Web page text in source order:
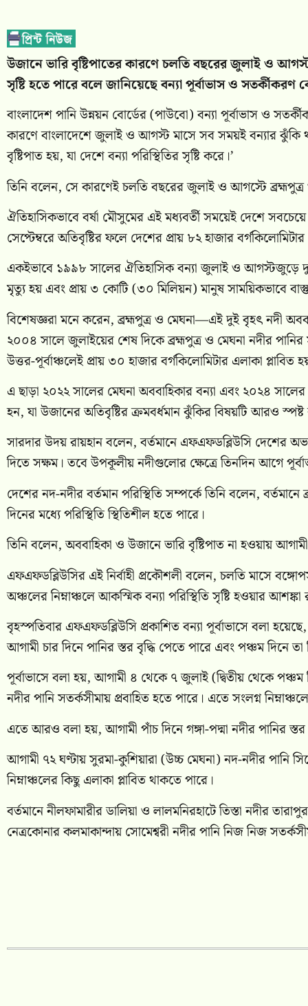
উজানে ভারি বৃষ্টিপাতের কারণে চলতি বছরের জুলাই ও আগস্ট
সৃষ্টি হতে পারে বলে জানিয়েছে বন্যা পূর্বাভাস ও সতর্কীকরণ
বাংলাদেশ পানি উন্নয়ন বোর্ডের (পাউবো) বন্যা পূর্বাভাস ও
কারণে বাংলাদেশে জুলাই ও আগস্ট মাসে সব সময়ই বন্যার ঝুঁকি
বৃষ্টিপাত হয়, যা দেশে বন্যা পরিস্থিতির সৃষ্টি করে।’
তিনি বলেন, সে কারণেই চলতি বছরের জুলাই ও আগস্টে ব্রহ্মপুত্র
ঐতিহাসিকভাবে বর্ষা মৌসুমের এই মধ্যবর্তী সময়েই দেশে
সেপ্টেম্বরে অতিবৃষ্টির ফলে দেশের প্রায় ৮২ হাজার
একইভাবে ১৯৯৮ সালের ঐতিহাসিক বন্যা জুলাই ও আগস্টজুড়ে
মৃত্যু হয় এবং প্রায় ৩ কোটি (৩০ মিলিয়ন) মানুষ সাময়িকভাবে
বিশেষজ্ঞরা মনে করেন, ব্রহ্মপুত্র ও মেঘনা—এই দুই বৃহৎ নদী
২০০৪ সালে জুলাইয়ের শেষ দিকে ব্রহ্মপুত্র ও মেঘনা নদীর
উত্তর-পূর্বাঞ্চলেই প্রায় ৩০ হাজার বর্গকিলোমিটার এলাকা প্লাবিত
এ ছাড়া ২০২২ সালের মেঘনা অববাহিকার বন্যা এবং ২০২৪
হন, যা উজানের অতিবৃষ্টির ক্রমবর্ধমান ঝুঁকির বিষয়টি আরও
সারদার উদয় রায়হান বলেন, বর্তমানে এফএফডব্লিউসি দেশের
দিতে সক্ষম। তবে উপকূলীয় নদীগুলোর ক্ষেত্রে তিনদিন আগে
দেশের নদ-নদীর বর্তমান পরিস্থিতি সম্পর্কে তিনি বলেন,
দিনের মধ্যে পরিস্থিতি স্থিতিশীল হতে পারে।
তিনি বলেন, অববাহিকা ও উজানে ভারি বৃষ্টিপাত না হওয়ায়
এফএফডব্লিউসির এই নির্বাহী প্রকৌশলী বলেন, চলতি মাসে
অঞ্চলের নিম্নাঞ্চলে আকস্মিক বন্যা পরিস্থিতি সৃষ্টি হওয়ার আশঙ্কা
বৃহস্পতিবার এফএফডব্লিউসি প্রকাশিত বন্যা পূর্বাভাসে বলা
আগামী চার দিনে পানির স্তর বৃদ্ধি পেতে পারে এবং পঞ্চম দিনে
পূর্বাভাসে বলা হয়, আগামী ৪ থেকে ৭ জুলাই (দ্বিতীয় থেকে পঞ্চম
নদীর পানি সতর্কসীমায় প্রবাহিত হতে পারে। এতে সংলগ্ন
এতে আরও বলা হয়, আগামী পাঁচ দিনে গঙ্গা-পদ্মা নদীর পানির
আগামী ৭২ ঘণ্টায় সুরমা-কুশিয়ারা (উচ্চ মেঘনা) নদ-নদীর পানি
নিম্নাঞ্চলের কিছু এলাকা প্লাবিত থাকতে পারে।
বর্তমানে নীলফামারীর ডালিয়া ও লালমনিরহাটে তিস্তা নদীর
নেত্রকোনার কলমাকান্দায় সোমেশ্বরী নদীর পানি নিজ নিজ